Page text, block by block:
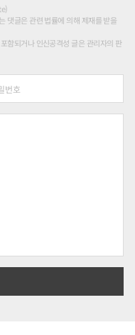
댓글은 관련 법률에 의해 제재를 받을
함되거나 인신공격성 글은 관리자의 판